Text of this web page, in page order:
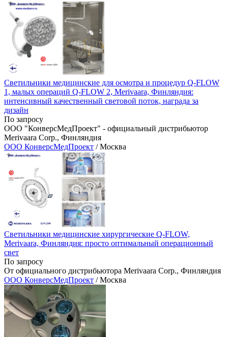
Светильники медицинские для осмотра и процедур Q-FLOW
1, малых операций Q-FLOW 2, Merivaara, Финляндия:
интенсивный качественный световой поток, награда за
дизайн
По запросу
ООО "КонверсМедПроект" - официальный дистрибьютор
Merivaara Corp., Финляндия
ООО КонверсМедПроект / Москва
Светильники медицинские хирургические Q-FLOW,
Merivaara, Финляндия: просто оптимальный операционный
свет
По запросу
От официального дистрибьютора Merivaara Corp., Финляндия
ООО КонверсМедПроект / Москва